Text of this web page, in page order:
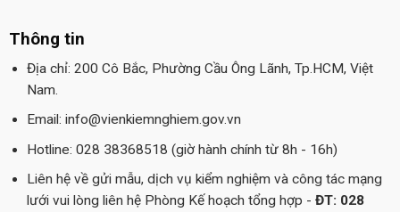
Thông tin
Địa chỉ: 200 Cô Bắc, Phường Cầu Ông Lãnh, Tp.HCM, Việt
Nam.
Email: info@vienkiemnghiem.gov.vn
Hotline: 028 38368518 (giờ hành chính từ 8h - 16h)
Liên hệ về gửi mẫu, dịch vụ kiểm nghiệm và công tác mạng
lưới vui lòng liên hệ Phòng Kế hoạch tổng hợp - ĐT: 028